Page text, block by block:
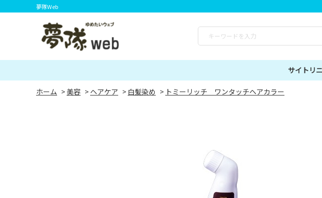
夢隊Web
サイトリ
ホーム >美容 > ヘアケア > 白髪染め > トミーリッチ ワンタッチヘアカラー